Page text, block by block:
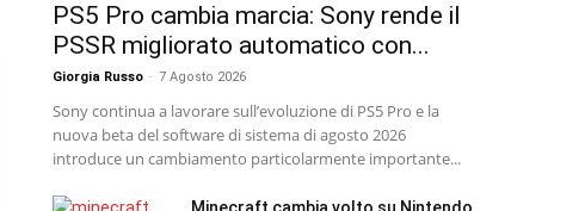
PS5 Pro cambia marcia: Sony rende il
PSSR migliorato automatico con...
Giorgia Russo - 7 Agosto 2026
Sony continua a lavorare sull’evoluzione di PS5 Pro e la
nuova beta del software di sistema di agosto 2026
introduce un cambiamento particolarmente importante...